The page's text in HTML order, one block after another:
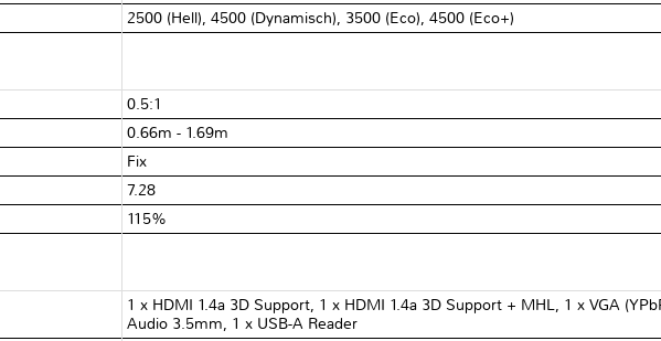
2500 (Hell), 4500 (Dynamisch), 3500 (Eco), 4500 (Eco+)
0.5:1
0.66m - 1.69m
Fix
7.28
115%
1 x HDMI 1.4a 3D Support, 1 x HDMI 1.4a 3D Support + MHL, 1 x VGA
Audio 3.5mm, 1 x USB-A Reader